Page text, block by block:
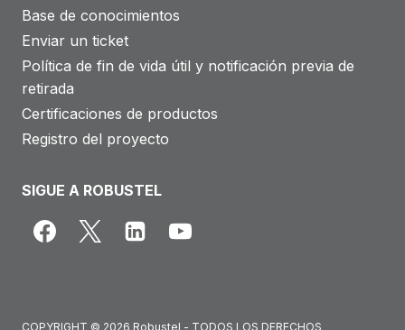
Base de conocimientos
Enviar un ticket
Política de fin de vida útil y notificación previa de
retirada
Certificaciones de productos
Registro del proyecto
SIGUE A ROBUSTEL
COPYRIGHT © 2026 Robustel - TODOS LOS DERECHOS